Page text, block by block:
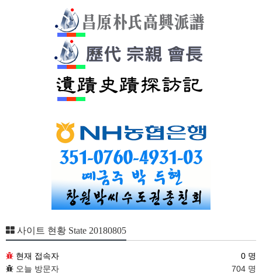
사이트 현황 State 20180805
현재 접속자
0 명
오늘 방문자
704 명